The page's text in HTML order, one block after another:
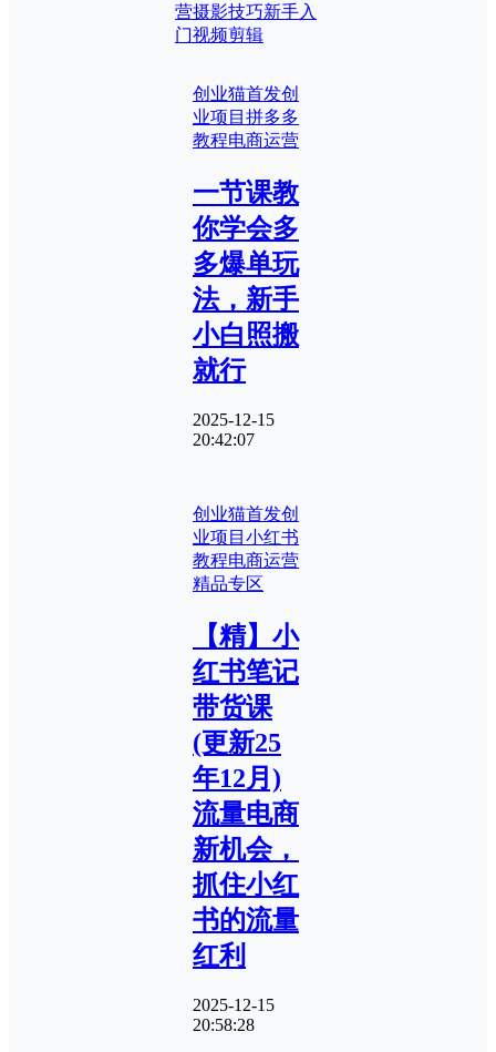
营摄影技巧新手入
门视频剪辑
创业猫首发创
业项目 拼多多
教程电商运营
一节课教
你学会多
多爆单玩
法，新手
小白照搬
就行
2025-12-15
20:42:07
创业猫首发创
业项目 小红书
教程电商运营
精品专区
【精】小
红书笔记
带货课
(更新25
年12月)
流量电商
新机会，
抓住小红
书的流量
红利
2025-12-15
20:58:28